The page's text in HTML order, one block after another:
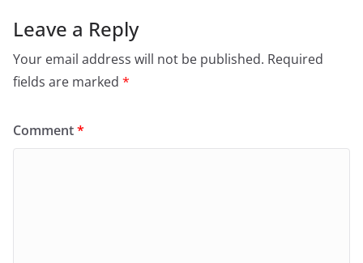
Leave a Reply
Your email address will not be published. Required
fields are marked *
Comment*